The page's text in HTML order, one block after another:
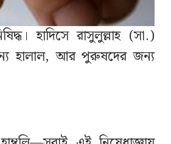
হাদিসে রাসুলুল্লাহ (সা.)
হালাল, আর পুরুষদের জন্য